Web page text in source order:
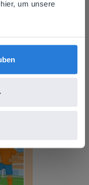
um unsere
There you'll
Deutsch